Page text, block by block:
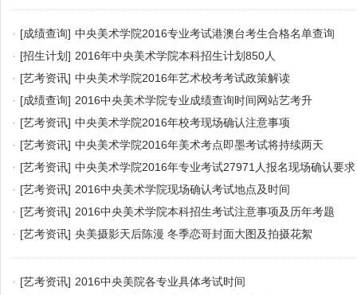
· [成绩查询] 中央美术学院2016专业考试港澳台考生合格名单查询
· [招生计划] 2016年中央美术学院本科招生计划850人
· [艺考资讯] 中央美术学院2016年艺术校考考试政策解读
· [成绩查询] 2016中央美术学院专业成绩查询时间网站艺考升
· [艺考资讯] 中央美术学院2016年校考现场确认注意事项
· [艺考资讯] 中央美术学院2016年美术考点即墨考试将持续两天
· [艺考资讯] 中央美术学院2016年专业考试27971人报名现场确认要求
· [艺考资讯] 2016中央美术学院现场确认考试地点及时间
· [艺考资讯] 2016中央美术学院本科招生考试注意事项及历年考题
· [艺考资讯] 央美摄影天后陈漫 冬季恋哥封面大图及拍摄花絮
· [艺考资讯] 2016中央美院各专业具体考试时间